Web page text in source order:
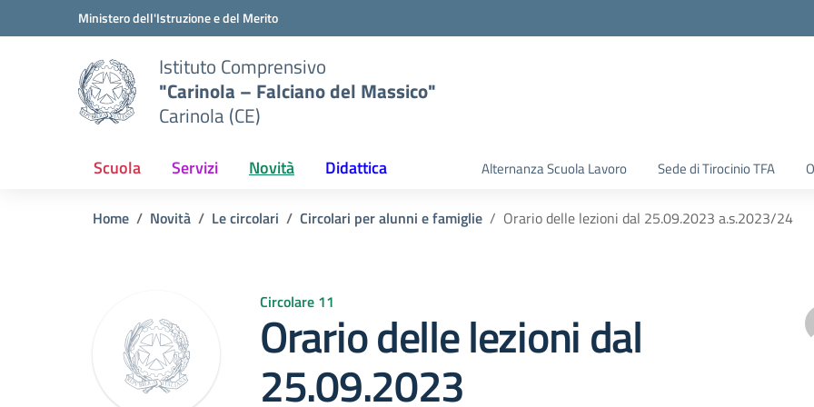
Vai ai contenuti
Vai al menu di navigazioneMinistero dell'Istruzione e del Merito
Istituto Comprensivo
"Carinola – Falciano del Massico"
Carinola (CE)
Scuola Servizi Novità Didattica Alternanza Scuola Lavoro Sede di Tirocinio TFA
Home Novità Le circolari Circolari per alunni e famiglie Orario delle lezioni dal 25.09.2023 a.s.2023/24
Circolare 11
Orario delle lezioni dal
25.09.2023